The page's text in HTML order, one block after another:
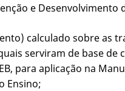
e Desenvolvimento
calculado sobre as
serviram de base de
para aplicação na
Ensino;